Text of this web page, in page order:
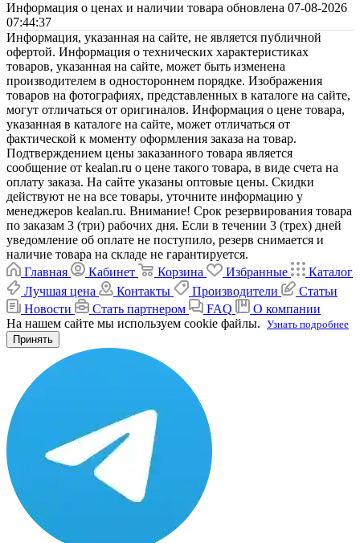
Информация о ценах и наличии товара обновлена 07-08-2026
07:44:37
Информация, указанная на сайте, не является публичной
офертой. Информация о технических характеристиках
товаров, указанная на сайте, может быть изменена
производителем в одностороннем порядке. Изображения
товаров на фотографиях, представленных в каталоге на сайте,
могут отличаться от оригиналов. Информация о цене товара,
указанная в каталоге на сайте, может отличаться от
фактической к моменту оформления заказа на товар.
Подтверждением цены заказанного товара является
сообщение от kealan.ru о цене такого товара, в виде счета на
оплату заказа. На сайте указаны оптовые цены. Скидки
действуют не на все товары, уточните информацию у
менеджеров kealan.ru. Внимание! Срок резервирования товара
по заказам 3 (три) рабочих дня. Если в течении 3 (трех) дней
уведомление об оплате не поступило, резерв снимается и
наличие товара на складе не гарантируется.
Главная
Кабинет Корзина Избранные
Каталог
Лучшая цена
Контакты Производители
Статьи
Новости
Стать партнером FAQ
О компании
На нашем сайте мы используем cookie файлы. Узнать подробнее
Принять